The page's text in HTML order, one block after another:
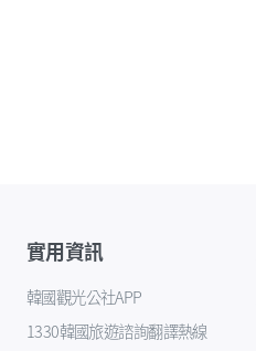
實用資訊
韓國觀光公社APP
1330韓國旅遊諮詢翻譯熱線